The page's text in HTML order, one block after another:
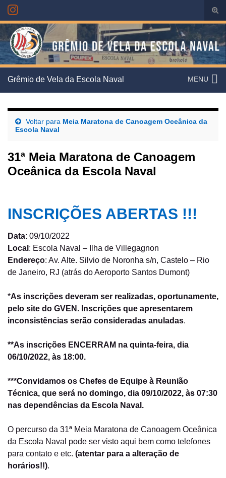
Search for:
Grêmio de Vela da Escola Naval MENU
Voltar para Meia Maratona de Canoagem Oceânica da
Escola Naval
31ª Meia Maratona de Canoagem
Oceânica da Escola Naval
INSCRIÇÕES ABERTAS !!!
Data: 09/10/2022
Local : Escola Naval – Ilha de Villegagnon
Endereço: Av. Alte. Silvio de Noronha s/n, Castelo – Rio
de Janeiro, RJ (atrás do Aeroporto Santos Dumont)
*As inscrições deveram ser realizadas, oportunamente,
pelo site do GVEN. Inscrições que apresentarem
inconsistências serão consideradas anuladas.
**As inscrições ENCERRAM na quinta-feira, dia
06/10/2022, às 18:00.
***Convidamos os Chefes de Equipe à Reunião
Técnica, que será no domingo, dia 09/10/2022, às 07:30
nas dependências da Escola Naval.
O percurso da 31ª Meia Maratona de Canoagem Oceânica
da Escola Naval pode ser visto aqui bem como telefones
para contato e etc. (atentar para a alteração de
horários!!).